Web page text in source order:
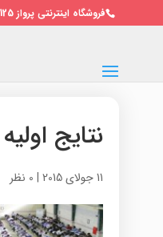
فروشگاه اینترنتی پرواز 09128501125 / 02122691010
نتایج
11 جولای 2015 | 0 نظر